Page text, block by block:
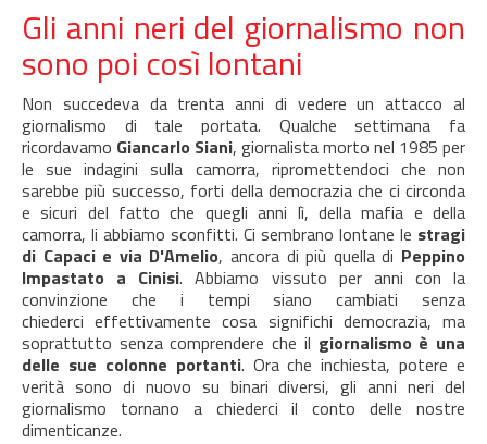
Gli anni neri del giornalismo non
sono poi così lontani
Non succedeva da trenta anni di vedere un attacco al
giornalismo di tale portata. Qualche settimana fa
ricordavamo Giancarlo Siani, giornalista morto nel 1985 per
le sue indagini sulla camorra, ripromettendoci che non
sarebbe più successo, forti della democrazia che ci circonda
e sicuri del fatto che quegli anni lì, della mafia e della
camorra, li abbiamo sconfitti. Ci sembrano lontane le stragi
di Capaci e via D'Amelio, ancora di più quella di Peppino
Impastato a Cinisi. Abbiamo vissuto per anni con la
convinzione che i tempi siano cambiati senza
chiederci effettivamente cosa significhi democrazia, ma
soprattutto senza comprendere che il giornalismo è una
delle sue colonne portanti. Ora che inchiesta, potere e
verità sono di nuovo su binari diversi, gli anni neri del
giornalismo tornano a chiederci il conto delle nostre
dimenticanze.